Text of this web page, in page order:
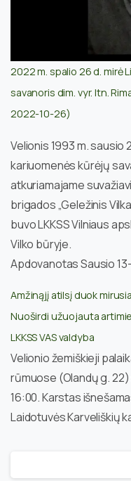
2022 m. spalio 26 d. mirė
savanoris dim. vyr. ltn.
2022-10-26)
Velionis 1993 m. sausio
kariuomenės kūrėjų
atkuriamajame
brigados „Geležinis
buvo LKKSS Vilniaus
Vilko būryje.
Apdovanotas Sausio
Amžinąjį atilsį duok
Nuoširdi užuojauta
LKKSS VAS valdyba
Velionio žemiškieji
rūmuose (Olandų g.
16:00. Karstas
Laidotuvės Karveliškių